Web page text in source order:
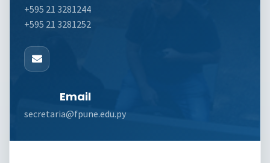
+595 21 3281244
+595 21 3281252
Email
secretaria@fpune.edu.py